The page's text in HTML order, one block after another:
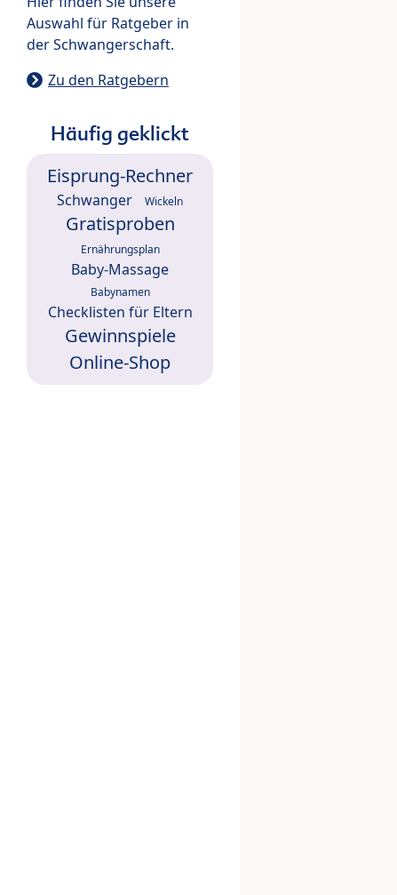
Auswahl für Ratgeber in
der Schwangerschaft.
Zu den Ratgebern
Häufig geklickt
Eisprung-Rechner
Schwanger Wickeln
Gratisproben
Ernährungsplan
Baby-Massage
Babynamen
Checklisten für Eltern
Gewinnspiele
Online-Shop